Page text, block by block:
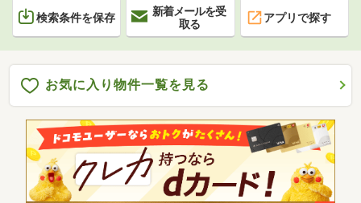
検索条件を保存
新着メールを受
取る
アプリで探す
お気に入り物件一覧を見る